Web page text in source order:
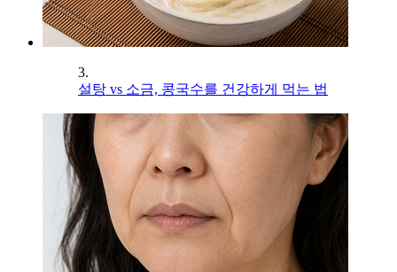
3.
설탕 vs 소금, 콩국수를 건강하게 먹는 법